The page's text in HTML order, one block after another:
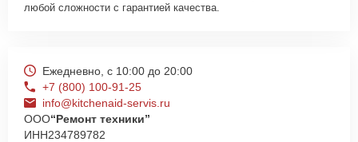
любой сложности с гарантией качества.
Ежедневно, с 10:00 до 20:00
+7 (800) 100-91-25
info@kitchenaid-servis.ru
ООО“Ремонт техники”
ИНН234789782